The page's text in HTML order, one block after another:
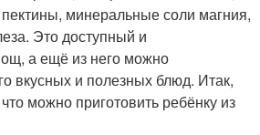
минеральные соли магния,
Это доступный и
а ещё из него можно
вкусных и полезных блюд. Итак,
можно приготовить ребёнку из